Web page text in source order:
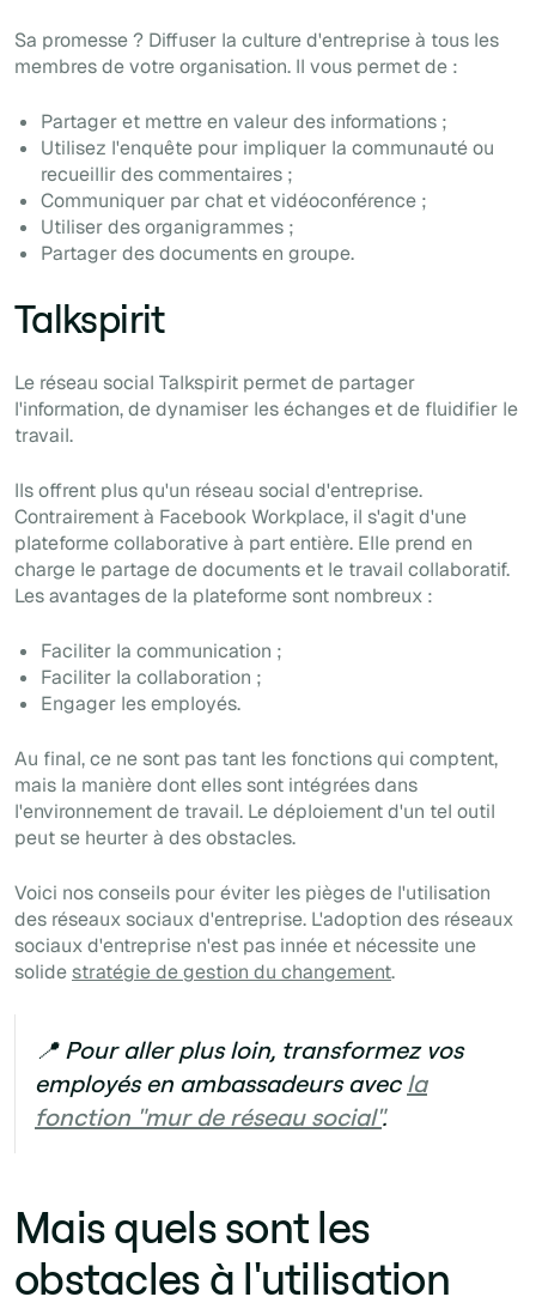
Sa promesse ? Diffuser la culture d'entreprise à tous les
membres de votre organisation. Il vous permet de :
Partager et mettre en valeur des informations ;
Utilisez l'enquête pour impliquer la communauté ou
recueillir des commentaires ;
Communiquer parchatet vidéoconférence ;
Utiliser des organigrammes ;
Partager des documents en groupe.
Talkspirit
Le réseau social Talkspirit permet de partager
l'information, de dynamiser les échanges et de fluidifier le
travail.
Ils offrent plus qu'un réseau social d'entreprise.
Contrairement à Facebook Workplace, il s'agit d'une
plateforme collaborative à part entière. Elle prend en
charge le partage de documents et le travail collaboratif.
Les avantages de la plateforme sont nombreux :
Faciliter la communication ;
Faciliter la collaboration ;
Engager les employés.
Au final, ce ne sont pas tant les fonctions qui comptent,
mais la manière dont elles sont intégrées dans
l'environnement de travail. Le déploiement d'un tel outil
peut se heurter à des obstacles.
Voici nos conseils pour éviter les pièges de l'utilisation
des réseaux sociaux d'entreprise. L'adoption des réseaux
sociaux d'entreprise n'est pas innée et nécessite une
solidestratégie de gestion du changement.
📍 Pour aller plus loin, transformez vos
employés en ambassadeurs avec la
fonction "mur de réseau social".
Mais quels sont les
obstacles à l'utilisation